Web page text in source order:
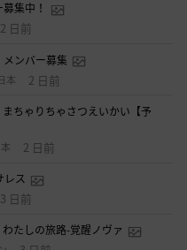
集中！
2 日前
ンバー募集
本 2 日前
まちゃりちゃさつえいかい【予
2 日前
レス
3 日前
わたしの旅路-覚醒ノヴァ